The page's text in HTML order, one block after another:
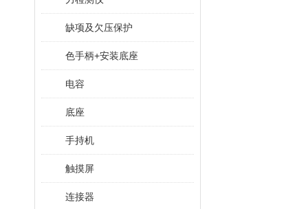
缺项及欠压保护
色手柄+安装底座
电容
底座
手持机
触摸屏
连接器